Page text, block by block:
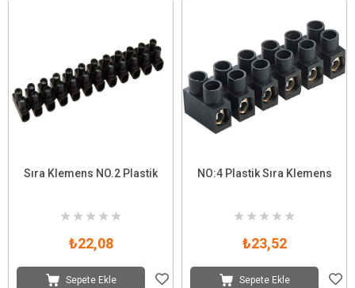
Sıra Klemens NO.2 Plastik
★ ★ ★ ★ ★
₺22,08
Sepete Ekle
NO:4 Plastik Sıra Klemens
★ ★ ★ ★ ★
₺23,52
Sepete Ekle